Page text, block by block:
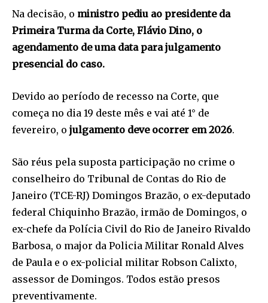
Na decisão, o ministro pediu ao presidente da
Primeira Turma da Corte, Flávio Dino, o
agendamento de uma data para julgamento
presencial do caso.
Devido ao período de recesso na Corte, que
começa no dia 19 deste mês e vai até 1° de
fevereiro, o julgamento deve ocorrer em 2026.
São réus pela suposta participação no crime o
conselheiro do Tribunal de Contas do Rio de
Janeiro (TCE-RJ) Domingos Brazão, o ex-deputado
federal Chiquinho Brazão, irmão de Domingos, o
ex-chefe da Polícia Civil do Rio de Janeiro Rivaldo
Barbosa, o major da Policia Militar Ronald Alves
de Paula e o ex-policial militar Robson Calixto,
assessor de Domingos. Todos estão presos
preventivamente.